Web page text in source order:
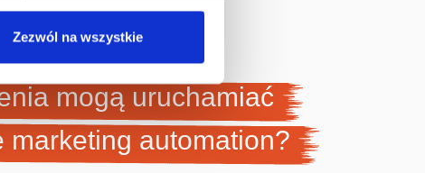
Zezwól na wszystkie
mogą uruchamiać
marketing automation?